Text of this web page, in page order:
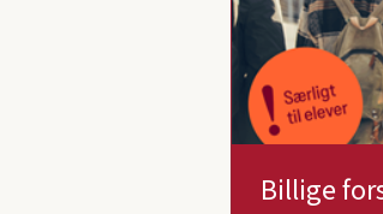
Billige